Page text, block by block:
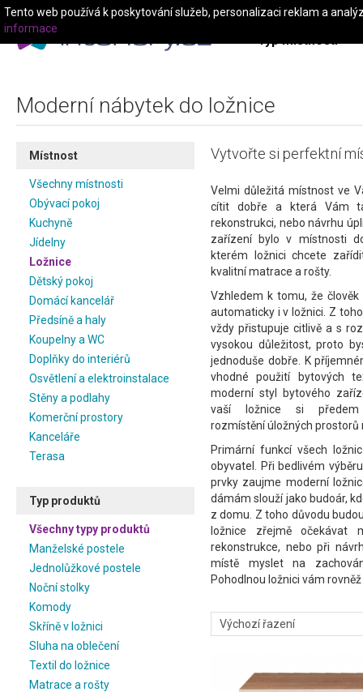
Typ místnosti
Moderní nábytek do ložnice
Místnost
Všechny místnosti
Obývací pokoj
Kuchyně
Jídelny
Ložnice
Dětský pokoj
Domácí kancelář
Předsíně a haly
Koupelny a WC
Doplňky do interiérů
Osvětlení a elektroinstalace
Stěny a podlahy
Komerční prostory
Kanceláře
Terasa
Typ produktů
Všechny typy produktů
Manželské postele
Jednolůžkové postele
Noční stolky
Komody
Skříně v ložnici
Sluha na oblečení
Textil do ložnice
Matrace a rošty
Vytvořte si perfektní
Velmi důležitá místnost ve
cítit dobře a která Vám
rekonstrukci, nebo návrhu
zařízení bylo v místnosti
kterém ložnici chcete
kvalitní matrace a rošty.
Vzhledem k tomu, že
automaticky i v ložnici. Z
vždy přistupuje citlivě a s
vysokou důležitost, proto
jednoduše dobře. K
vhodné použití bytových
moderní styl bytového
vaší ložnice si
rozmístění úložných prostorů
Primární funkcí všech
obyvatel. Při bedlivém
prvky zaujme moderní
dámám slouží jako budoár,
z domu. Z toho důvodu
ložnice zřejmě očekávat
rekonstrukce, nebo při
místě myslet na
Pohodlnou ložnici vám
Tento web používá k poskytování služeb, personalizaci reklam a
informace